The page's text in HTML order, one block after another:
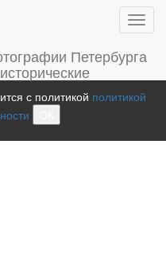
с политикой политикой